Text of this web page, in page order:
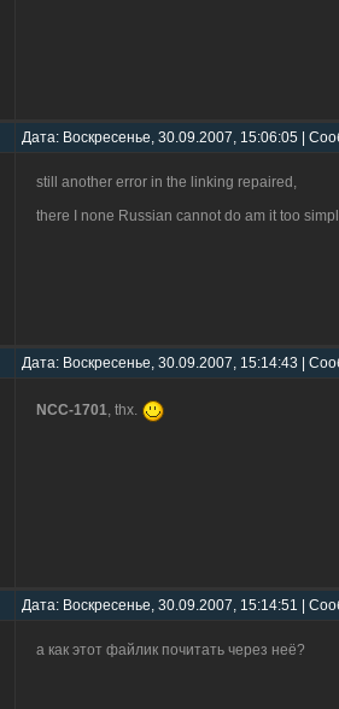
Дата: Воскресенье, 30.09.2007, 15:06:05 |
still another error in the linking repaired,
there I none Russian cannot do am it too
Дата: Воскресенье, 30.09.2007, 15:14:43 |
NCC-1701, thx.
Дата: Воскресенье, 30.09.2007, 15:14:51 |
а как этот файлик почитать через неё?